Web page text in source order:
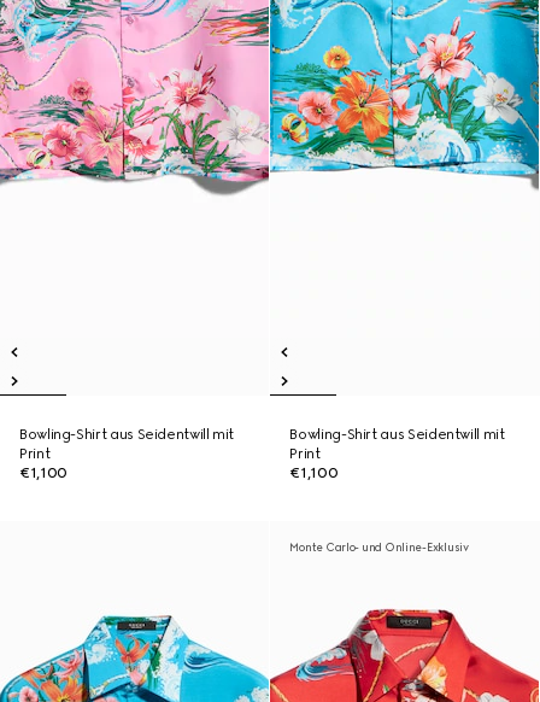
Bowling-Shirt aus Seidentwill mit
Print
€1,100
Bowling-Shirt aus Seidentwill mit
Print
€1,100
Monte Carlo- und Online-Exklusiv